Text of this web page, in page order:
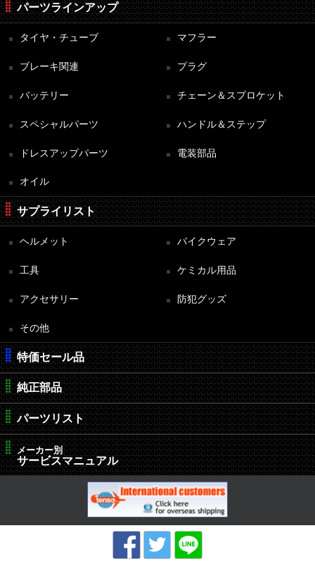
パーツラインアップ
タイヤ・チューブ マフラー
ブレーキ関連 プラグ
バッテリー チェーン＆スプロケット
スペシャルパーツ ハンドル＆ステップ
ドレスアップパーツ 電装部品
オイル
サプライリスト
ヘルメット バイクウェア
工具 ケミカル用品
アクセサリー 防犯グッズ
その他
特価セール品
純正部品
パーツリスト
メーカー別
サービスマニュアル